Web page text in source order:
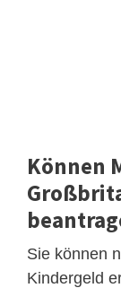
Können
Sie können
Kindergeld